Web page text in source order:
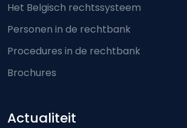
Het Belgisch rechtssysteem
Personen in de rechtbank
Procedures in de rechtbank
Brochures
Actualiteit